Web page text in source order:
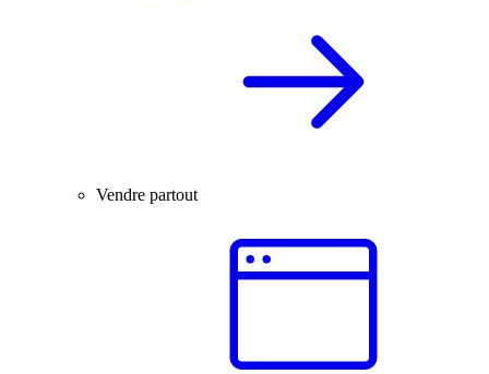
Vendre partout